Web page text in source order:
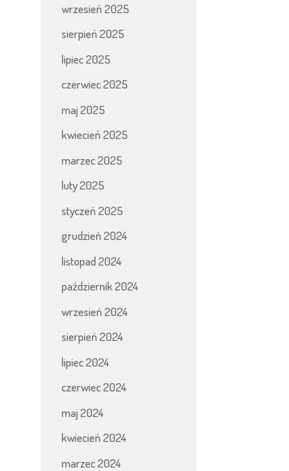
wrzesień 2025
sierpień 2025
lipiec 2025
czerwiec 2025
maj 2025
kwiecień 2025
marzec 2025
luty 2025
styczeń 2025
grudzień 2024
listopad 2024
październik 2024
wrzesień 2024
sierpień 2024
lipiec 2024
czerwiec 2024
maj 2024
kwiecień 2024
marzec 2024